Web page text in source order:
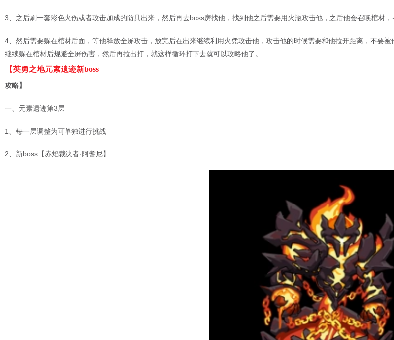
3、之后刷一套彩色火伤或者攻击加成的防具出来，然后再去boss房找他，找到他之后需要用火瓶攻击他，之后他会召唤棺材
4、然后需要躲在棺材后面，等他释放全屏攻击，放完后在出来继续利用火凭攻击他，攻击他的时候需要和他拉开距离，不要
继续躲在棺材后规避全屏伤害，然后再拉出打，就这样循环打下去就可以攻略他了。
【英勇之地元素遗迹新boss
攻略】
一、元素遗迹第3层
1、每一层调整为可单独进行挑战
2、新boss【赤焰裁决者·阿耆尼】